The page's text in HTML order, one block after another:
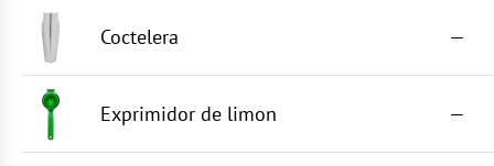
Coctelera —
Exprimidor de limon —